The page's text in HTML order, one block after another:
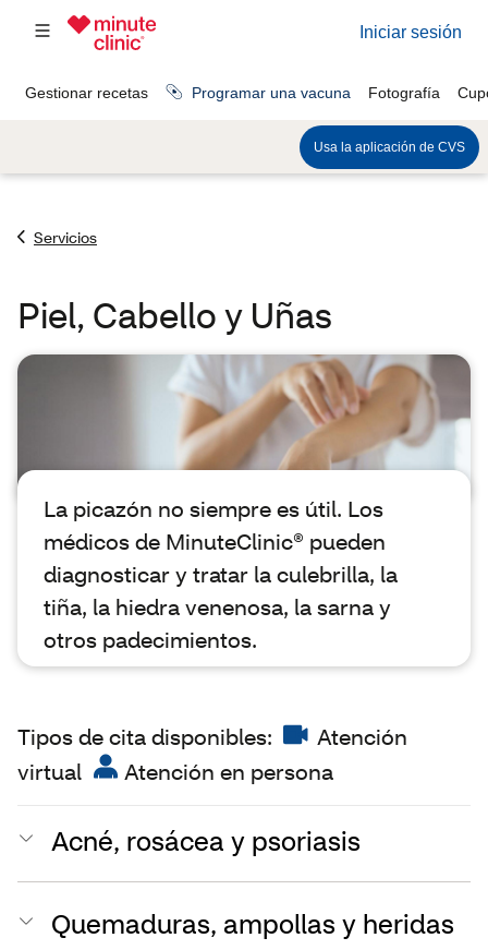
Servicios
Piel, Cabello y Uñas
La picazón no siempre es útil. Los
médicos de MinuteClinic® pueden
diagnosticar y tratar la culebrilla, la
tiña, la hiedra venenosa, la sarna y
otros padecimientos.
Tipos de cita disponibles:
Atención
virtual
Atención en persona
Acné, rosácea y psoriasis
Quemaduras, ampollas y heridas